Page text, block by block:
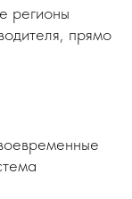
регионы
прямо